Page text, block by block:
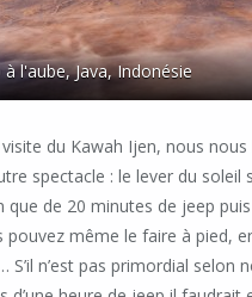
l'aube, Java, Indonésie
du Kawah Ijen, nous
spectacle : le lever du
que de 20 minutes de jeep
pouvez même le faire à pied,
S’il n’est pas primordial